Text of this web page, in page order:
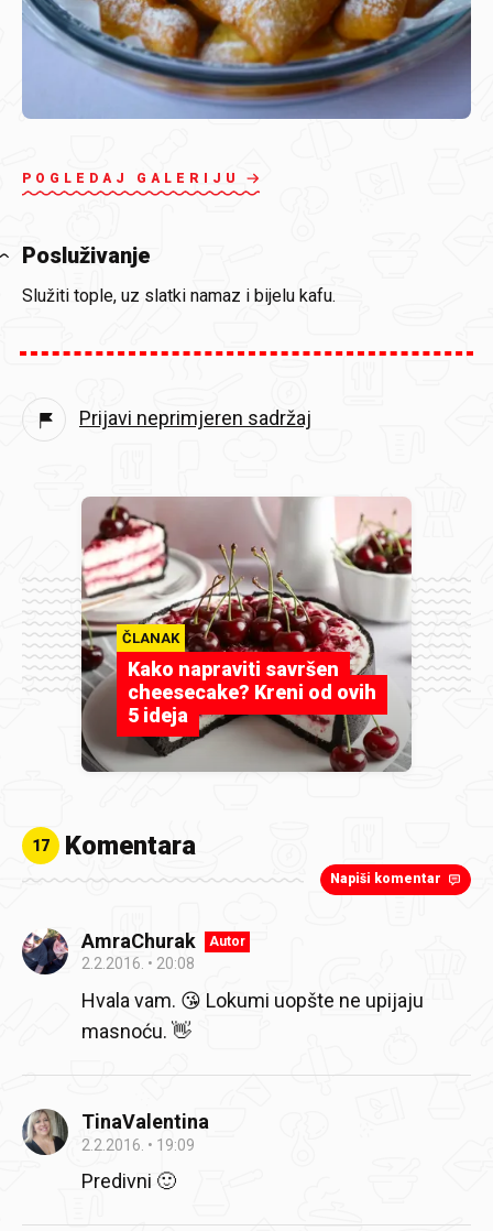
POGLEDAJ GALERIJU
Posluživanje
Služiti tople, uz slatki namaz i bijelu kafu.
Prijavi neprimjeren sadržaj
ČLANAK
Kako napraviti savršen
cheesecake? Kreni od ovih
5 ideja
17 Komentara
Napiši komentar
AmraChurak Autor
2.2.2016. 20:08
Hvala vam. 😘 Lokumi uopšte ne upijaju
masnoću. 👋
TinaValentina
2.2.2016. 19:09
Predivni 🙂